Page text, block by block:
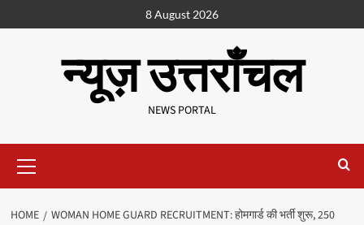
8 August 2026
न्यूज़ उत्तराँचल
NEWS PORTAL
HOME
WOMAN HOME GUARD RECRUITMENT: होमगार्ड की भर्ती शुरू, 250